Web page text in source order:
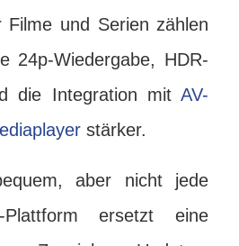
Filme und Serien zählen
24p-Wiedergabe, HDR-
die Integration mitAV-
stärker.
aber nicht jede
Plattform ersetzt eine